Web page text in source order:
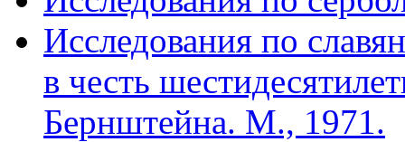
Исследования по
в честь
Бернштейна. М., 1971.